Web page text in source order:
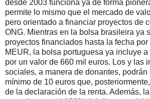
desde 2003 funciona ya de forma
permite lo mismo que el mercado de
pero orientado a financiar proyectos de
ONG. Mientras en la bolsa brasileira ya
proyectos financiados hasta la fecha
MEUR, la bolsa portuguesa ya incluye
por un valor de 660 mil euros. Los y las
sociales, a manera de donantes,
mínimo de 10 euros que,
de la declaración de la renta. Además,